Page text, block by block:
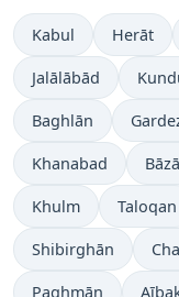
Kabul Herāt
Jalālābād
Baghlān
Khanabad
Khulm Taloqan
Shibirghān
Paghmān